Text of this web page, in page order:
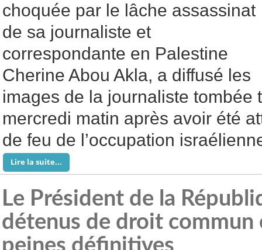
choquée par le lâche assassinat
de sa journaliste et
correspondante en Palestine
Cherine Abou Akla, a diffusé les
images de la journaliste tombée
mercredi matin après avoir été
de feu de l’occupation
Lire la suite...
Le Président de la
détenus de droit commun
peines définitives